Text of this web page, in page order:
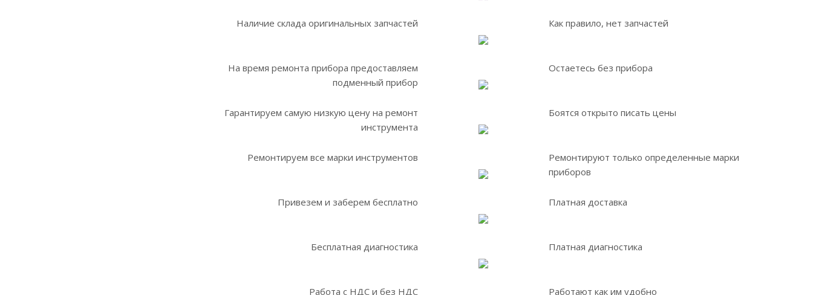
Наличие склада оригинальных запчастей
На время ремонта прибора предоставляем
подменный прибор
Гарантируем самую низкую цену на ремонт
инструмента
Ремонтируем все марки инструментов
Привезем и заберем бесплатно
Бесплатная диагностика
Работа с НДС и без НДС
Как правило, нет запчастей
Остаетесь без прибора
Боятся открыто писать цены
Ремонтируют только определенные марки
приборов
Платная доставка
Платная диагностика
Работают как им удобно